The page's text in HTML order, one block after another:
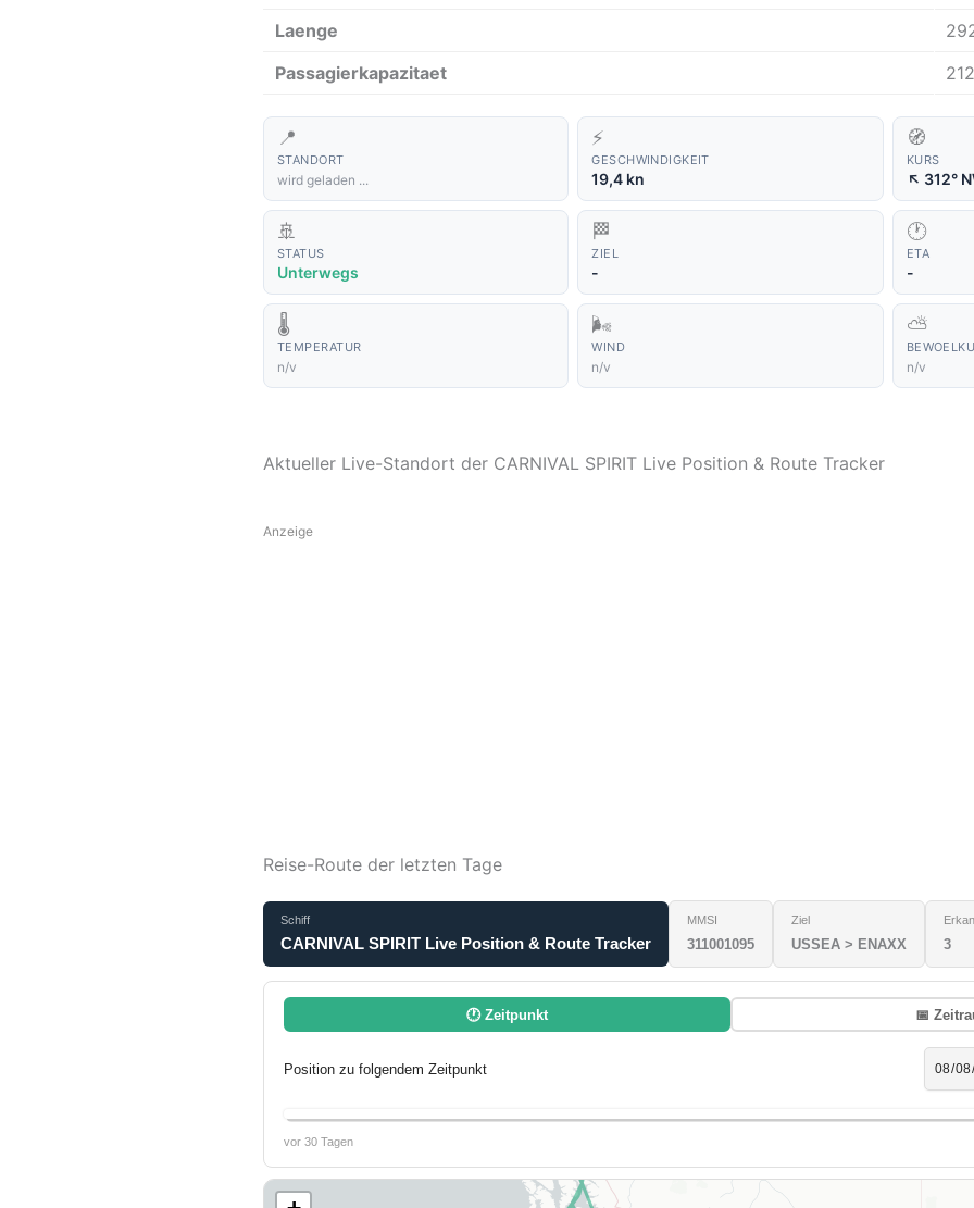
Laenge
Passagierkapazitaet
📍
STANDORT
wird geladen ...
⚡
GESCHWINDIGKEIT
19,4 kn
🧭
KURS
↑ 312°
🚢
STATUS
Unterwegs
🏁
ZIEL
-
🕐
ETA
-
🌡️
TEMPERATUR
n/v
🌬️
WIND
n/v
⛅
n/v
Aktueller Live-Standort der CARNIVAL SPIRIT Live Position & Route Tracker
Anzeige
Reise-Route der letzten Tage
Schiff
CARNIVAL SPIRIT Live Position & Route Tracker
MMSI
311001095
Ziel
USSEA > ENAXX 3
🕐 Zeitpunkt 📅
Position zu folgendem Zeitpunkt
vor 30 Tagen